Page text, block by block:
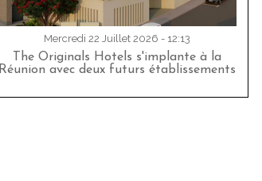
Mercredi 22 Juillet 2026 - 12:13
The Originals Hotels s'implante à la
Réunion avec deux futurs établissements